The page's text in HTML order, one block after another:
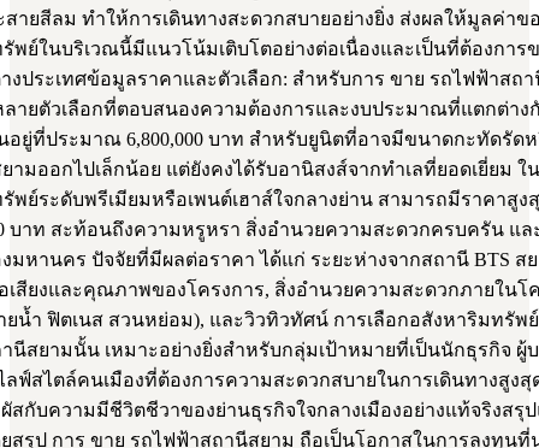
ายสีลม ทำให้การเดินทางสะดวกสบายอย่างยิ่ง ส่งผลให้มูลค่าข
พย์ในบริเวณนี้มีแนวโน้มเติบโตอย่างต่อเนื่องและเป็นที่ต้องการ
งประเทศข้อมูลราคาและตัวเลือก: สำหรับการ ขาย รถไฟฟ้าสถ
ายตัวเลือกที่ตอบสนองความต้องการและงบประมาณที่แตกต่าง
อยู่ที่ประมาณ 6,800,000 บาท สำหรับยูนิตที่อาจมีขนาดกะทัดรัด
ามออกไปเล็กน้อย แต่ยังคงได้รับอานิสงส์จากทำเลที่ยอดเยี่ยม
พย์ระดับพรีเมียมหรือเพนต์เฮาส์ใจกลางย่าน สามารถมีราคาสูง
บาท สะท้อนถึงความหรูหรา สิ่งอำนวยความสะดวกครบครัน แ
มหานคร ปัจจัยที่มีผลต่อราคา ได้แก่ ระยะห่างจากสถานี BTS ส
เสียงและคุณภาพของโครงการ, สิ่งอำนวยความสะดวกภายในโ
ยน้ำ ฟิตเนส สวนหย่อม), และวิวทิวทัศน์ การเลือกอสังหาริมทรัพ
นีสยามนั้น เหมาะอย่างยิ่งสำหรับกลุ่มเป้าหมายที่เป็นนักธุรกิจ ผู้
ฟ์สไตล์คนเมืองที่ต้องการความสะดวกสบายในการเดินทางสูงสุ
สกับความมีชีวิตชีวาของย่านธุรกิจใจกลางเมืองอย่างแท้จริงสรุ
สรุป การ ขาย รถไฟฟ้าสถานีสยาม ถือเป็นโอกาสในการลงทุนที่